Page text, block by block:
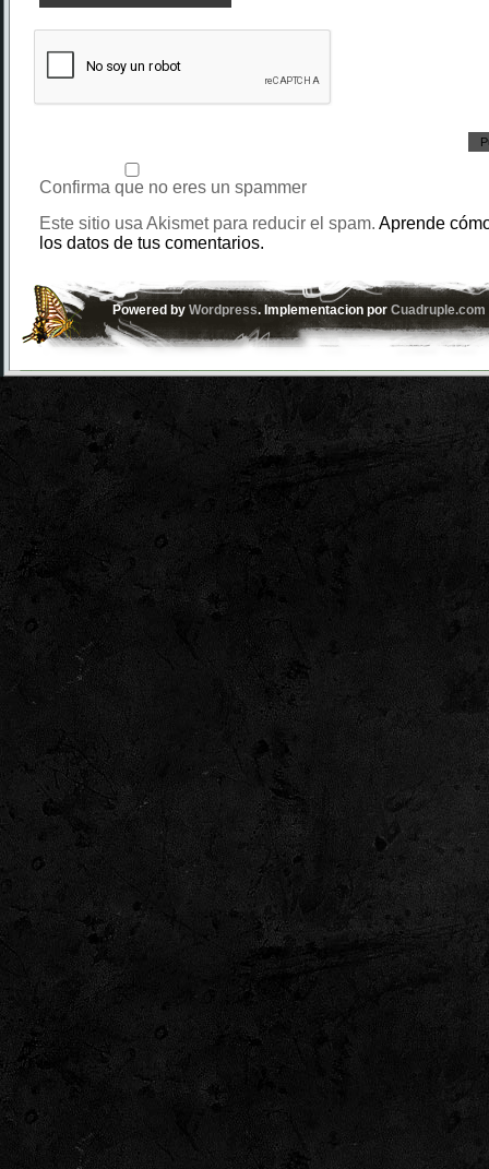
Confirma que no eres un spammer
Este sitio usa Akismet para reducir el spam. Aprende
los datos de tus comentarios.
Powered byWordpress. Implementacion porCuadruple.com